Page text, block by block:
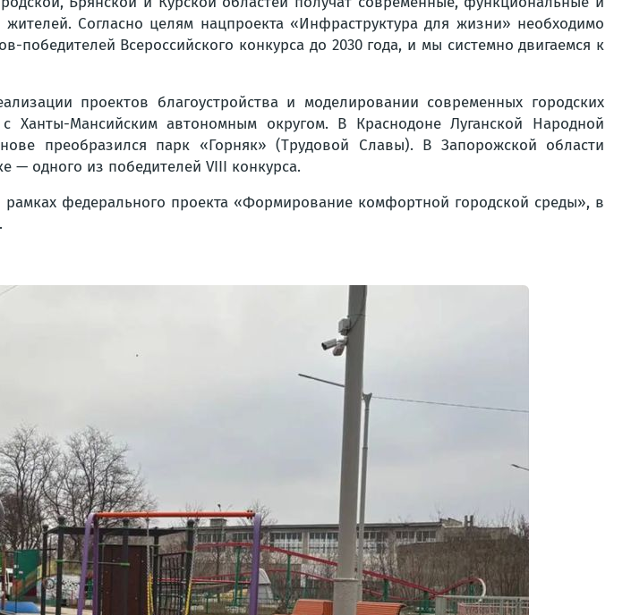
Согласно целям нацпроекта «Инфраструктура для жизни» необходимо
победителей Всероссийского конкурса до 2030 года, и мы системно двигаемся к
проектов благоустройства и моделировании современных городских
Мансийским автономным округом. В Краснодоне Луганской Народной
преобразился парк «Горняк» (Трудовой Славы). В Запорожской области
— одного из победителей VIII конкурса.
федерального проекта «Формирование комфортной городской среды», в